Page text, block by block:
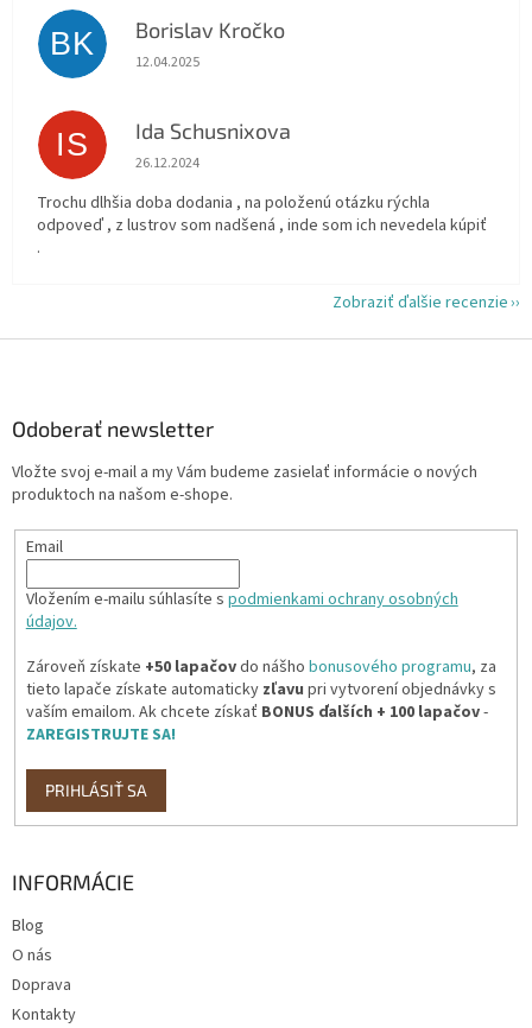
BK Borislav Kročko
Hodnotenie obchodu je 5 z 5 hviezdičiek.
12.04.2025
IS Ida Schusnixova
Hodnotenie obchodu je 5 z 5 hviezdičiek.
26.12.2024
Trochu dlhšia doba dodania , na položenú otázku rýchla
odpoveď , z lustrov som nadšená , inde som ich nevedela kúpiť
.
Zobraziť ďalšie recenzie
Odoberať newsletter
Vložte svoj e-mail a my Vám budeme zasielať informácie o nových
produktoch na našom e-shope.
Email
Vložením e-mailu súhlasíte s podmienkami ochrany osobných
údajov.
Zároveň získate +50 lapačovdo nášho bonusového programu, za
tieto lapače získate automaticky zľavu pri vytvorení objednávky s
vaším emailom. Ak chcete získať BONUS ďalších + 100 lapačov-
ZAREGISTRUJTE SA!
PRIHLÁSIŤ SA
INFORMÁCIE
Blog
O nás
Doprava
Kontakty